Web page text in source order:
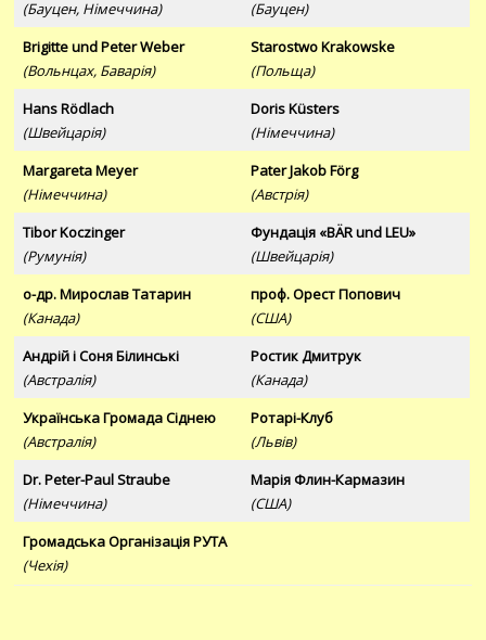
(Бауцен, Німеччина)
(Бауцен)
Brigitte und Peter Weber
(Вольнцах, Баварія)
Starostwo Krakowske
(Польща)
Hans Rödlach
(Швейцарія)
Doris Küsters
(Німеччина)
Margareta Meyer
(Німеччина)
Pater Jakob Förg
(Австрія)
Tibor Koczinger
(Румунія)
Фундація «BÄR und LEU»
(Швейцарія)
о-др. Мирослав Татарин
(Канада)
проф. Орест Попович
(США)
Андрій і Соня Білинські
(Австралія)
Ростик Дмитрук
(Канада)
Українська Громада Сіднею
(Австралія)
Ротарі-Клуб
(Львів)
Dr. Peter-Paul Straube
(Німеччина)
Марія Флин-Кармазин
(США)
Громадська Організація РУТА
(Чехія)